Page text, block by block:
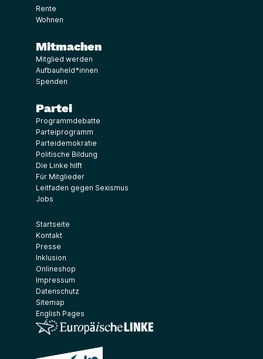
Rente
Wohnen
Mitmachen
Mitglied werden
Aufbauheld*innen
Spenden
Partei
Programmdebatte
Parteiprogramm
Parteidemokratie
Politische Bildung
Die Linke hilft
Für Mitglieder
Leitfaden gegen Sexismus
Jobs
Startseite
Kontakt
Presse
Inklusion
Onlineshop
Impressum
Datenschutz
Sitemap
English Pages
(Link öffnet ein neues Fenster)